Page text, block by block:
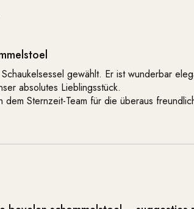
gewählt. Er ist wunderbar
absolutes Lieblingsstück.
dem Sternzeit-Team für die überaus